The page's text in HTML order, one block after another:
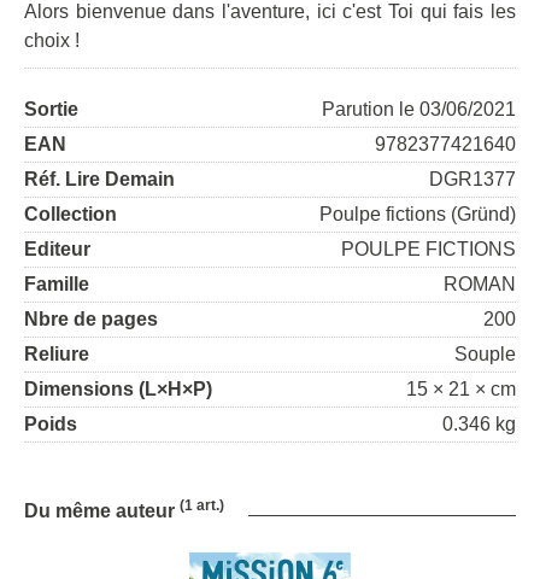
Alors bienvenue dans l'aventure, ici c'est Toi qui fais les
choix !
Sortie
Parution le 03/06/2021
EAN
9782377421640
Réf. Lire Demain
DGR1377
Collection
Poulpe fictions (Gründ)
Editeur
POULPE FICTIONS
Famille
ROMAN
Nbre de pages
200
Reliure
Souple
Dimensions (L×H×P)
15 × 21 × cm
Poids
0.346 kg
Du même auteur (1 art.)